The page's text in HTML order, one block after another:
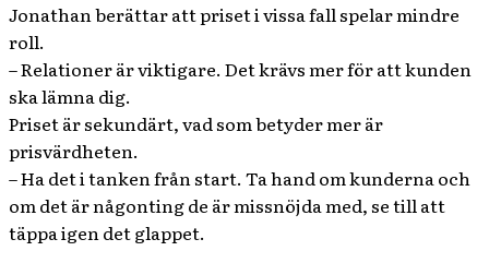
Jonathan berättar att priset i vissa fall spelar mindre
roll.
– Relationer är viktigare. Det krävs mer för att kunden
ska lämna dig.
Priset är sekundärt, vad som betyder mer är
prisvärdheten.
– Ha det i tanken från start. Ta hand om kunderna och
om det är någonting de är missnöjda med, se till att
täppa igen det glappet.